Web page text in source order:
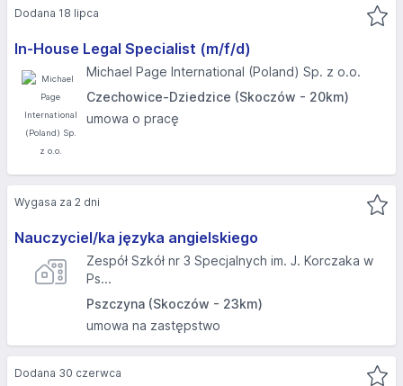
In-House Legal Specialist (m/f/d)
Michael Page International (Poland) Sp. z o.o.
Czechowice-Dziedzice (Skoczów - 20km)
umowa o pracę
Dodana 18 lipca
Nauczyciel/ka języka angielskiego
Zespół Szkół nr 3 Specjalnych im. J. Korczaka w
Ps...
Pszczyna (Skoczów - 23km)
umowa na zastępstwo
Wygasa za 2 dni
Dodana 30 czerwca